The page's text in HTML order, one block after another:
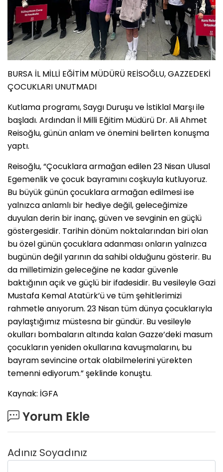
BURSA İL MİLLİ EĞİTİM MÜDÜRÜ REİSOĞLU, GAZZEDEKİ
ÇOCUKLARI UNUTMADI
Kutlama programı, Saygı Duruşu ve İstiklal Marşı ile
başladı. Ardından İl Milli Eğitim Müdürü Dr. Ali Ahmet
Reisoğlu, günün anlam ve önemini belirten konuşma
yaptı.
Reisoğlu, “Çocuklara armağan edilen 23 Nisan Ulusal
Egemenlik ve çocuk bayramını coşkuyla kutluyoruz.
Bu büyük günün çocuklara armağan edilmesi ise
yalnızca anlamlı bir hediye değil, geleceğimize
duyulan derin bir inanç, güven ve sevginin en güçlü
göstergesidir. Tarihin dönüm noktalarından biri olan
bu özel günün çocuklara adanması onların yalnızca
bugünün değil yarının da sahibi olduğunu gösterir. Bu
da milletimizin geleceğine ne kadar güvenle
baktığının açık ve güçlü bir ifadesidir. Bu vesileyle Gazi
Mustafa Kemal Atatürk’ü ve tüm şehitlerimizi
rahmetle anıyorum. 23 Nisan tüm dünya çocuklarıyla
paylaştığımız müstesna bir gündür. Bu vesileyle
okulları bombaların altında kalan Gazze’deki masum
çocukların yeniden okullarına kavuşmalarını, bu
bayram sevincine ortak olabilmelerini yürekten
temenni ediyorum.” şeklinde konuştu.
Kaynak: İGFA
Yorum Ekle
Adınız Soyadınız